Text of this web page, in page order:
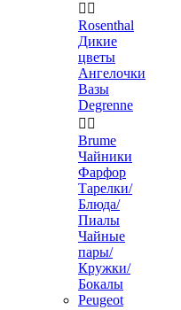
 
Rosenthal
Дикие
цветы
Ангелочки
Вазы
Degrenne
 
Brume
Чайники
Фарфор
Тарелки/
Блюда/
Пиалы
Чайные
пары/
Кружки/
Бокалы
Peugeot